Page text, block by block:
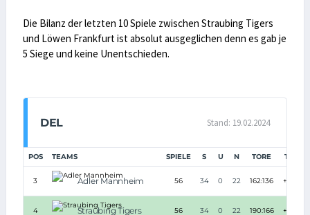
Die Bilanz der letzten 10 Spiele zwischen Straubing Tigers
und Löwen Frankfurt ist absolut ausgeglichen denn es gab je
5 Siege und keine Unentschieden.
DEL Stand: 19.02.2024
POS TEAMS SPIELE S U N TORE TD
3 Adler Mannheim 56 34 0 22 162:136 +26
4 Straubing Tigers 56 34 0 22 190:166 +24